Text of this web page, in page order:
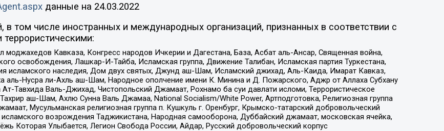
данные на 24.03.2022
том числе иностранных и международных организаций, признанных в соответствии с
Кавказа, Конгресс народов Ичкерии и Дагестана, База, Асбат аль-Ансар, Священная война,
освобождения, Лашкар-И-Тайба, Исламская группа, Движение Талибан, Исламская партия Туркестана,
исламского наследия, Дом двух святых, Джунд аш-Шам, Исламский джихад, Аль-Каида, Имарат Кавказ,
аль-Нусра ли-Ахль аш-Шам, Народное ополчение имени К. Минина и Д. Пожарского, Аджр от Аллаха Субхану
Тавхида Валь-Джихад, Чистопольский Джамаат, Рохнамо ба суи давлати исломи, Террористическое
аш-Шам, Ахлю Сунна Валь Джамаа, National Socialism/White Power, Артподготовка, Религиозная группа
Мусульманская религиозная группа п. Кушкуль г. Оренбург, Крымско-татарский добровольческий
возрождения Таджикистана, Народная самооборона, Дуббайский джамаат, московская ячейка,
Которая Улыбается, Легион Свобода России, Айдар, Русский добровольческий корпус